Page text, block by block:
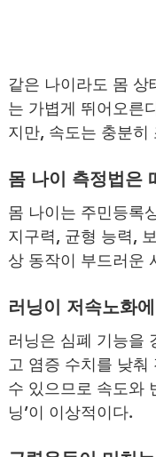
같은 나이라도 몸 상
는 가볍게 뛰어오른
지만, 속도는 충분히
몸 나이 측정법은
몸 나이는 주민등록
지구력, 균형 능력,
상 동작이 부드러운
러닝이 저속노화
러닝은 심폐 기능을
고 염증 수치를 낮
수 있으므로 속도와
닝’이 이상적이다.